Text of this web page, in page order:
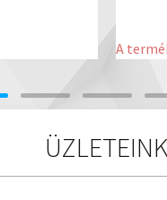
A
ÜZLETEINK